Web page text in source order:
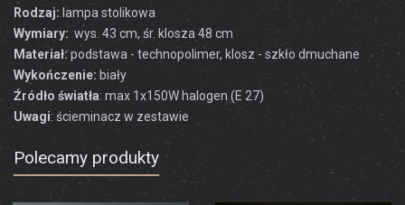
Rodzaj: lampa stolikowa
Wymiary: wys. 43 cm, śr. klosza 48 cm
Materiał:podstawa - technopolimer, klosz - szkło dmuchane
Wykończenie: biały
Źródło światła: max 1x150W halogen (E 27)
Uwagi: ścieminacz w zestawie
Polecamy produkty